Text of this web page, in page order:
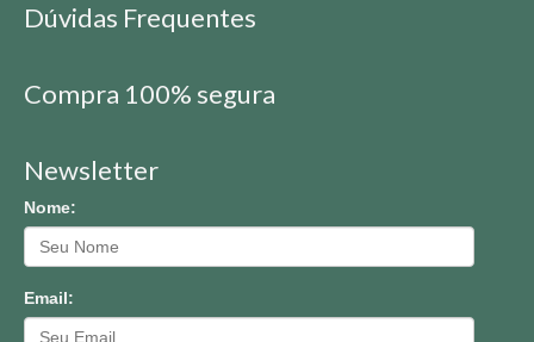
Dúvidas Frequentes
Compra 100% segura
Newsletter
Nome:
Email: